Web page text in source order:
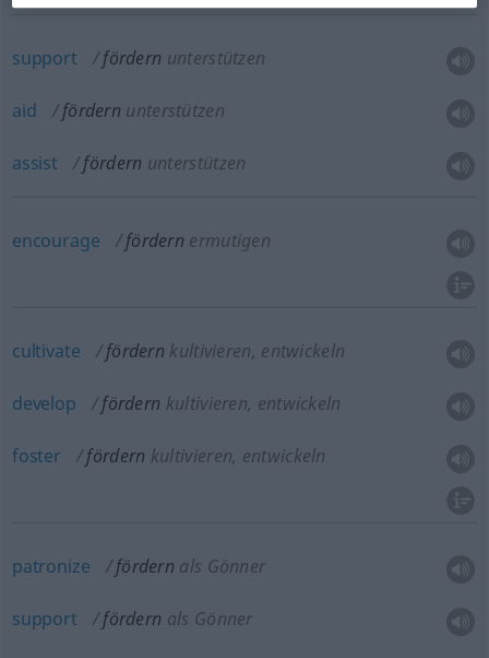
support fördern unterstützen
aid fördern unterstützen
assist fördern unterstützen
encourage fördern ermutigen
cultivate fördern kultivieren, entwickeln
develop fördern kultivieren, entwickeln
foster fördern kultivieren, entwickeln
patronize fördern als Gönner
support fördern als Gönner